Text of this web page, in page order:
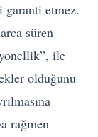
etmez.
süren
ile
olduğunu
rağmen